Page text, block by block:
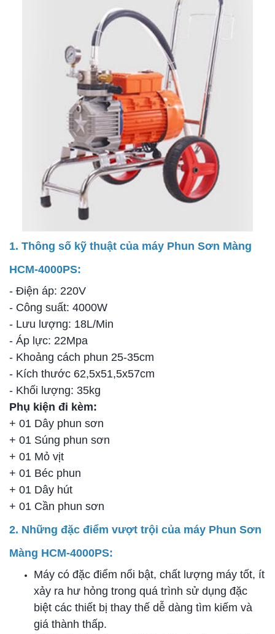
1. Thông số kỹ thuật của máy Phun Sơn Màn​g
HCM-4000PS:
- Điện áp: 220V
- Công suất: 4000W
- Lưu lượng: 18L/Min
- Áp lực: 22Mpa
- Khoảng cách phun 25-35cm
- Kích thước 62,5x51,5x57cm
- Khối lượng: 35kg
Phụ kiện đi kèm:
+ 01 Dây phun sơn
+ 01 Súng phun sơn
+ 01 Mỏ vịt
+ 01 Béc phun
+ 01 Dây hút
+ 01 Cần phun sơn
2. Những đặc điểm vượt trội của máy Phun Sơn
Màng HCM-4000PS:
Máy có đặc điểm nổi bật, chất lượng máy tốt, ít
xảy ra hư hỏng trong quá trình sử dụng đặc
biệt các thiết bị thay thế dễ dàng tìm kiếm và
giá thành thấp.